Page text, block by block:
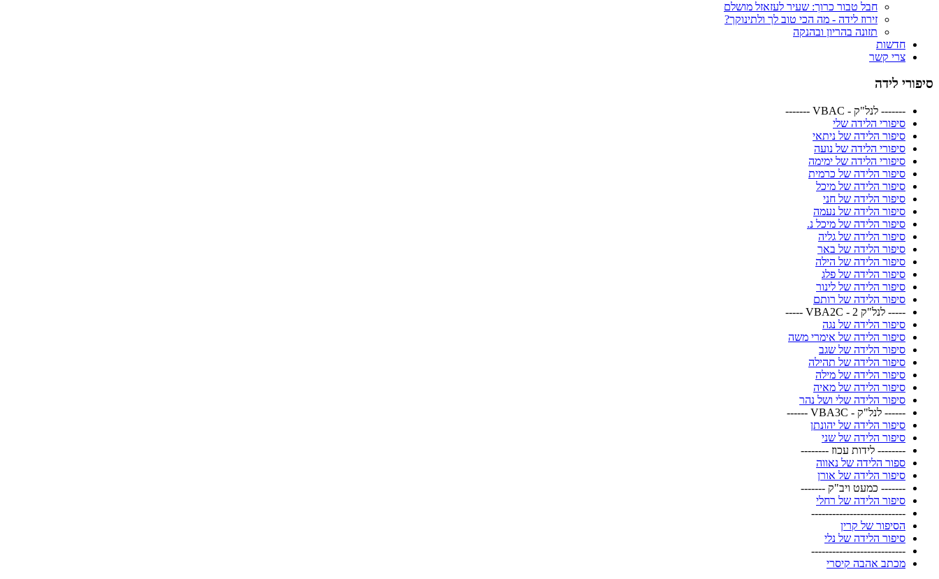
חבל טבור כרוך: שעיר לעזאזל מושלם
זירוז לידה - מה הכי טוב לך ולתינוקך?
תזונה בהריון ובהנקה
חדשות
צרי קשר
סיפורי לידה
------- לנל"ק - VBAC -------
סיפורי הלידה שלי
סיפור הלידה של ניתאי
סיפורי הלידה של נועה
סיפורי הלידה של ימימה
סיפור הלידה של כרמית
סיפור הלידה של מיכל
סיפור הלידה של חני
סיפור הלידה של נעמה
סיפור הלידה של מיכל נ.
סיפור הלידה של גליה
סיפור הלידה של באר
סיפור הלידה של הילה
סיפור הלידה של פלג
סיפור הלידה של לינור
סיפור הלידה של רותם
----- לנל"ק 2 - VBA2C -----
סיפור הלידה של נגה
סיפור הלידה של אימרי משה
סיפור הלידה של שגב
סיפור הלידה של תהילה
סיפור הלידה של מילה
סיפור הלידה של מאיה
סיפור הלידה שלי ושל נהר
------ לנל"ק - VBA3C ------
סיפור הלידה של יהונתן
סיפור הלידה של שני
-------- לידות עכוז --------
ספור הלידה של נאווה
סיפור הלידה של אורן
------- כמעט ויב"ק -------
סיפור הלידה של רחלי
---------------------------
הסיפור של קרין
סיפור הלידה של נלי
---------------------------
מכתב אהבה קיסרי